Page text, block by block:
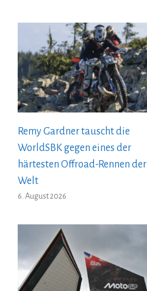
Remy Gardner tauscht die
WorldSBK gegen eines der
härtesten Offroad-Rennen der
Welt
6. August 2026